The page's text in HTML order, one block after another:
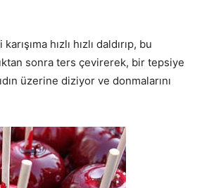
hızlı hızlı daldırıp, bu
sonra ters çevirerek, bir tepsiye
üzerine diziyor ve donmalarını